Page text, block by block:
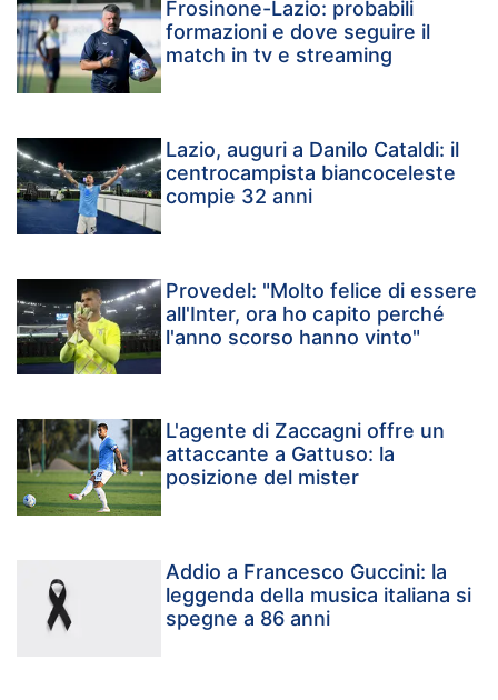
Frosinone-Lazio: probabili
formazioni e dove seguire il
match in tv e streaming
Lazio, auguri a Danilo Cataldi: il
centrocampista biancoceleste
compie 32 anni
Provedel: "Molto felice di essere
all'Inter, ora ho capito perché
l'anno scorso hanno vinto"
L'agente di Zaccagni offre un
attaccante a Gattuso: la
posizione del mister
Addio a Francesco Guccini: la
leggenda della musica italiana si
spegne a 86 anni